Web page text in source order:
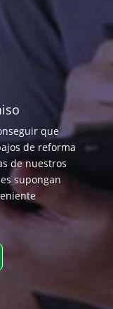
que
de reforma
de nuestros
supongan